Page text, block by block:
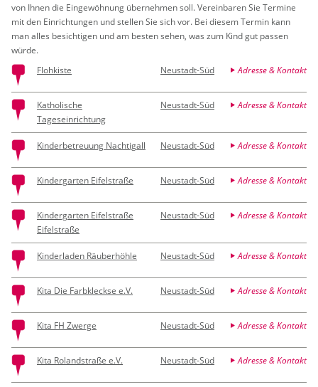
von Ihnen die Ein­ge­wöh­nung über­neh­men soll. Ver­ein­ba­ren Sie Ter­mi­ne
mit den Ein­rich­tun­gen und stel­len Sie sich vor. Bei die­sem Ter­min kann
man alles be­sich­ti­gen und am bes­ten sehen, was zum Kind gut pas­sen
würde.
Flohkiste
Neustadt-Süd Adresse & Kontakt
Katholische
Tageseinrichtung
Neustadt-Süd Adresse & Kontakt
Kinderbetreuung Nachtigall Neustadt-Süd Adresse & Kontakt
Kindergarten Eifelstraße Neustadt-Süd Adresse & Kontakt
Kindergarten Eifelstraße
Eifelstraße
Neustadt-Süd Adresse & Kontakt
Kinderladen Räuberhöhle Neustadt-Süd Adresse & Kontakt
Kita Die Farbkleckse e.V. Neustadt-Süd Adresse & Kontakt
Kita FH Zwerge Neustadt-Süd Adresse & Kontakt
Kita Rolandstraße e.V. Neustadt-Süd Adresse & Kontakt